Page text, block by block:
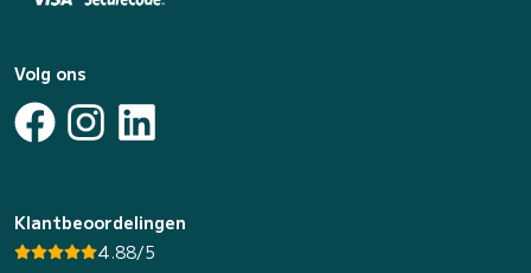
Volg ons
Klantbeoordelingen
4.88/5